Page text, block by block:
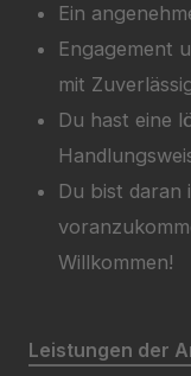
Ein
Engagement
mit
Du hast eine
Du bist daran
Willkommen!
Leistungen der